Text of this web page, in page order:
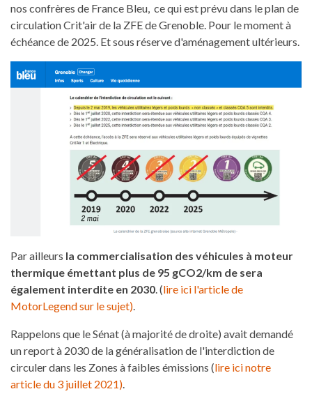
nos confrères de France Bleu, ce qui est prévu dans le plan de
circulation Crit'air de la ZFE de Grenoble. Pour le moment à
échéance de 2025. Et sous réserve d'aménagement ultérieurs.
Par ailleurs la commercialisation des véhicules à moteur
thermique émettant plus de 95 gCO2/km de sera
également interdite en 2030. (lire ici l'article de
MotorLegend sur le sujet).
Rappelons que le Sénat (à majorité de droite) avait demandé
un report à 2030 de la généralisation de l'interdiction de
circuler dans les Zones à faibles émissions (lire ici notre
article du 3 juillet 2021).